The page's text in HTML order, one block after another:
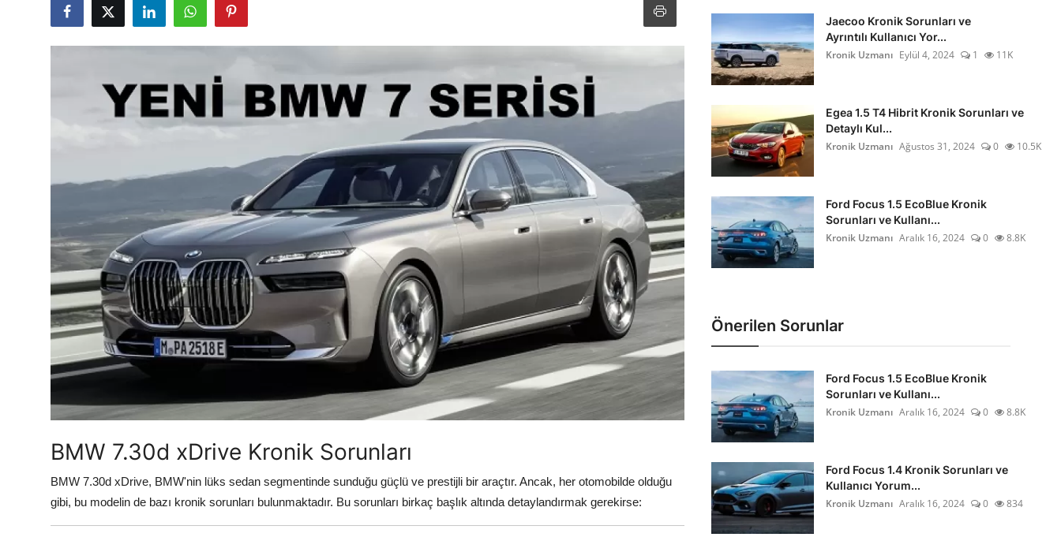
İkinci El & Alım-Satım
Bakım & Arıza Çözümleri
Elektrikli & Hibrit
Lastik & Jant
Yağlar & Sıvılar
LPG & Yakıt
Elektrik & Akü
Klima & Konfor
Aydınlatma & Görüş
Multimedya & Elektronik
BMW 7.30d xDrive Kronik Sorunları
BMW 7.30d xDrive, BMW'nin lüks sedan segmentinde sunduğu güçlü ve prestijli bir araçtır. Ancak, her otomobilde olduğu
gibi, bu modelin de bazı kronik sorunları bulunmaktadır. Bu sorunları birkaç başlık altında detaylandırmak gerekirse:
Jaecoo Kronik Sorunları ve
Ayrıntılı Kullanıcı Yor...
Kronik Uzmanı Eylül 4, 2024 1 11K
Egea 1.5 T4 Hibrit Kronik Sorunları ve
Detaylı Kul...
Kronik Uzmanı Ağustos 31, 2024 0 10.5K
Ford Focus 1.5 EcoBlue Kronik
Sorunları ve Kullanı...
Kronik Uzmanı Aralık 16, 2024 0 8.8K
Önerilen Sorunlar
Ford Focus 1.5 EcoBlue Kronik
Sorunları ve Kullanı...
Kronik Uzmanı Aralık 16, 2024 0 8.8K
Ford Focus 1.4 Kronik Sorunları ve
Kullanıcı Yorum...
Kronik Uzmanı Aralık 16, 2024 0 834